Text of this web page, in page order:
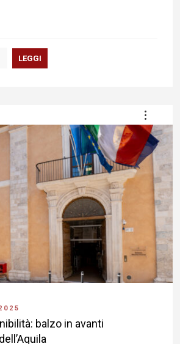
LEGGI
balzo in avanti